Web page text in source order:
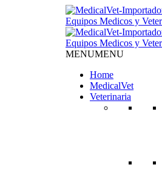
MENUMENU
Home
MedicalVet
Veterinaria